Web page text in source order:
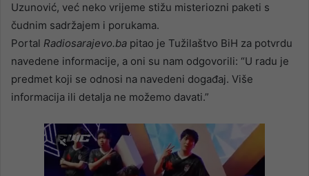
Uzunović, već neko vrijeme stižu misteriozni paketi s
čudnim sadržajem i porukama.
Portal Radiosarajevo.ba pitao je Tužilaštvo BiH za potvrdu
navedene informacije, a oni su nam odgovorili: “U radu je
predmet koji se odnosi na navedeni događaj. Više
informacija ili detalja ne možemo davati.”